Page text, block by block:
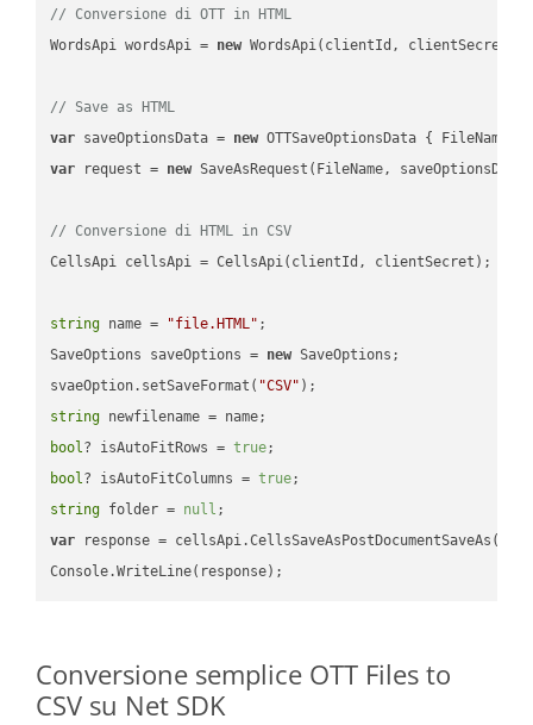
// Conversione di OTT in HTML
WordsApi wordsApi = new WordsApi(clientId, clientSecret);
// Save as HTML
var saveOptionsData = new OTTSaveOptionsData { FileName =
var request = new SaveAsRequest(FileName,
// Conversione di HTML in CSV
CellsApi cellsApi = CellsApi(clientId, clientSecret);
string name = "file.HTML" ;
SaveOptions saveOptions = new SaveOptions;
svaeOption.setSaveFormat( "CSV"
string
bool? isAutoFitRows = true
bool? isAutoFitColumns = true
string folder = null
var response =
Conversione semplice OTT Files to
CSV su Net SDK